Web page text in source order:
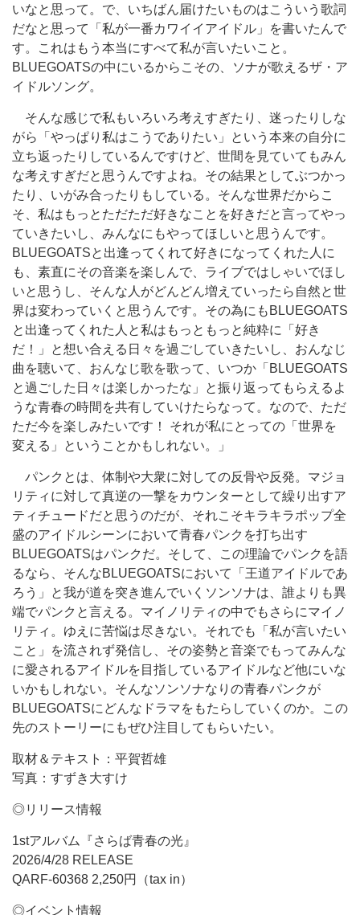
いなと思って。で、いちばん届けたいものはこういう歌詞
だなと思って「私が一番カワイイアイドル」を書いたんで
す。これはもう本当にすべて私が言いたいこと。
BLUEGOATSの中にいるからこその、ソナが歌えるザ・ア
イドルソング。
そんな感じで私もいろいろ考えすぎたり、迷ったりしな
がら「やっぱり私はこうでありたい」という本来の自分に
立ち返ったりしているんですけど、世間を見ていてもみん
な考えすぎだと思うんですよね。その結果としてぶつかっ
たり、いがみ合ったりもしている。そんな世界だからこ
そ、私はもっとただただ好きなことを好きだと言ってやっ
ていきたいし、みんなにもやってほしいと思うんです。
BLUEGOATSと出逢ってくれて好きになってくれた人に
も、素直にその音楽を楽しんで、ライブではしゃいでほし
いと思うし、そんな人がどんどん増えていったら自然と世
界は変わっていくと思うんです。その為にもBLUEGOATS
と出逢ってくれた人と私はもっともっと純粋に「好き
だ！」と想い合える日々を過ごしていきたいし、おんなじ
曲を聴いて、おんなじ歌を歌って、いつか「BLUEGOATS
と過ごした日々は楽しかったな」と振り返ってもらえるよ
うな青春の時間を共有していけたらなって。なので、ただ
ただ今を楽しみたいです！ それが私にとっての「世界を
変える」ということかもしれない。」
パンクとは、体制や大衆に対しての反骨や反発。マジョ
リティに対して真逆の一撃をカウンターとして繰り出すア
ティチュードだと思うのだが、それこそキラキラポップ全
盛のアイドルシーンにおいて青春パンクを打ち出す
BLUEGOATSはパンクだ。そして、この理論でパンクを語
るなら、そんなBLUEGOATSにおいて「王道アイドルであ
ろう」と我が道を突き進んでいくソンソナは、誰よりも異
端でパンクと言える。マイノリティの中でもさらにマイノ
リティ。ゆえに苦悩は尽きない。それでも「私が言いたい
こと」を流されず発信し、その姿勢と音楽でもってみんな
に愛されるアイドルを目指しているアイドルなど他にいな
いかもしれない。そんなソンソナなりの青春パンクが
BLUEGOATSにどんなドラマをもたらしていくのか。この
先のストーリーにもぜひ注目してもらいたい。
取材＆テキスト：平賀哲雄
写真：すずき大すけ
◎リリース情報
1stアルバム『さらば青春の光』
2026/4/28 RELEASE
QARF-60368 2,250円（tax in）
◎イベント情報